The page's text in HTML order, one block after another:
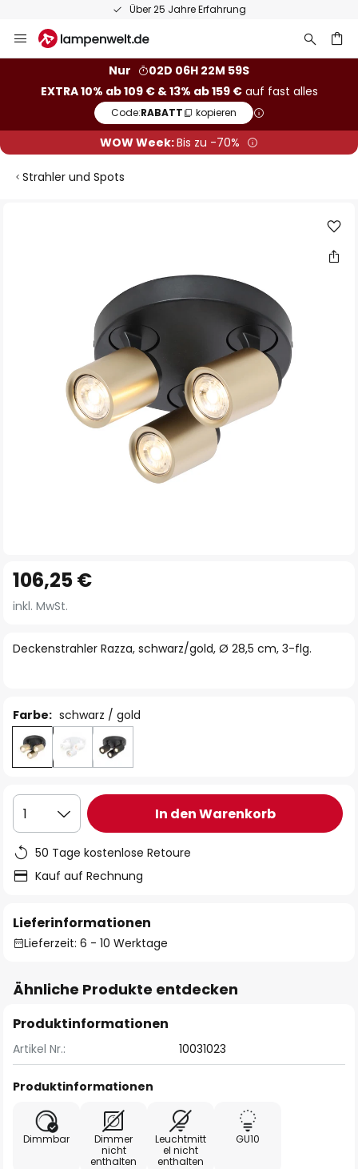
Über 25 Jahre Erfahrung
Inhalt
Nur
02D 06H 22M 58S
EXTRA 10% ab 109 € & 13% ab 159 €auf fast alles
Code:RABATT kopieren
WOW Week:Bis zu -70%
Strahler und Spots
Anfang
der
springen
Deckenstrahler Razza, schwarz/gold, Ø 28,5 cm, 3-flg.
106,25 €
inkl. MwSt.
Farbe: schwarz / gold
1 In den Warenkorb
50 Tage kostenlose Retoure
Kauf auf Rechnung
Lieferinformationen
Lieferzeit: 6 - 10 Werktage
Ähnliche Produkte entdecken
Produktinformationen
Artikel Nr.: 10031023
Produktinformationen
Dimmbar
Dimmer
nicht
enthalten
Leuchtmitt
el nicht
enthalten
GU10